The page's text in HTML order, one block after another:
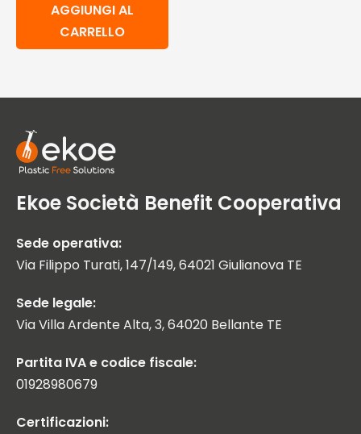
AGGIUNGI AL
CARRELLO
Ekoe Società Benefit Cooperativa
Sede operativa:
Via Filippo Turati, 147/149, 64021 Giulianova TE
Sede legale:
Via Villa Ardente Alta, 3, 64020 Bellante TE
Partita IVA e codice fiscale:
01928980679
Certificazioni: